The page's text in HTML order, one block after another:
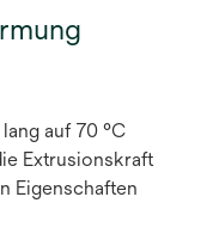
auf 70 °C
Extrusionskraft
Eigenschaften